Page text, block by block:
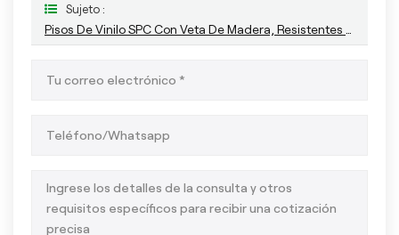
Sujeto :